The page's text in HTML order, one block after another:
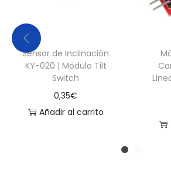
Sensor de Inclinación
KY-020 | Módulo Tilt
Switch
0,35€
Añadir al carrito